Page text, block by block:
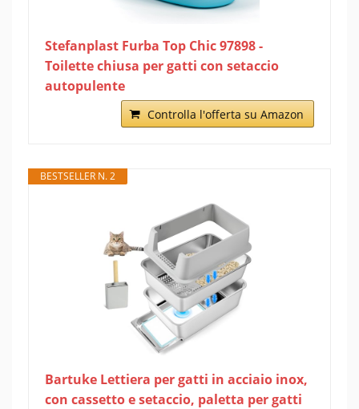
Stefanplast Furba Top Chic 97898 -
Toilette chiusa per gatti con setaccio
autopulente
Controlla l'offerta su Amazon
BESTSELLER N. 2
Bartuke Lettiera per gatti in acciaio inox,
con cassetto e setaccio, paletta per gatti